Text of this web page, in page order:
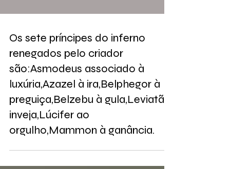
Os sete príncipes do inferno
renegados pelo criador
são:Asmodeus associado à
luxúria,Azazel à ira,Belphegor à
preguiça,Belzebu à gula,Leviatã à
inveja,Lúcifer ao
orgulho,Mammon à ganância.